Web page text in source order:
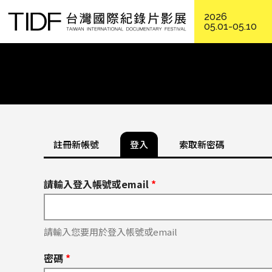
2026
05.01-05.10
註冊新帳號 登入 索取新密碼
請輸入登入帳號或email *
請輸入您要用於登入帳號或email
密碼 *